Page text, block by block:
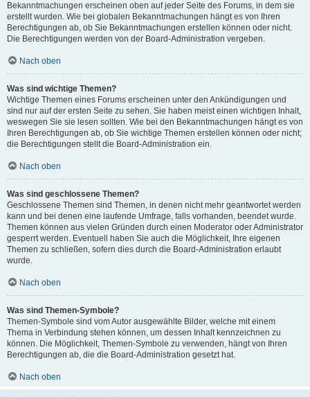
Bekanntmachungen erscheinen oben auf jeder Seite des Forums, in dem sie
erstellt wurden. Wie bei globalen Bekanntmachungen hängt es von Ihren
Berechtigungen ab, ob Sie Bekanntmachungen erstellen können oder nicht.
Die Berechtigungen werden von der Board-Administration vergeben.
Nach oben
Was sind wichtige Themen?
Wichtige Themen eines Forums erscheinen unter den Ankündigungen und
sind nur auf der ersten Seite zu sehen. Sie haben meist einen wichtigen Inhalt,
weswegen Sie sie lesen sollten. Wie bei den Bekanntmachungen hängt es von
Ihren Berechtigungen ab, ob Sie wichtige Themen erstellen können oder nicht;
die Berechtigungen stellt die Board-Administration ein.
Nach oben
Was sind geschlossene Themen?
Geschlossene Themen sind Themen, in denen nicht mehr geantwortet werden
kann und bei denen eine laufende Umfrage, falls vorhanden, beendet wurde.
Themen können aus vielen Gründen durch einen Moderator oder Administrator
gesperrt werden. Eventuell haben Sie auch die Möglichkeit, Ihre eigenen
Themen zu schließen, sofern dies durch die Board-Administration erlaubt
wurde.
Nach oben
Was sind Themen-Symbole?
Themen-Symbole sind vom Autor ausgewählte Bilder, welche mit einem
Thema in Verbindung stehen können, um dessen Inhalt kennzeichnen zu
können. Die Möglichkeit, Themen-Symbole zu verwenden, hängt von Ihren
Berechtigungen ab, die die Board-Administration gesetzt hat.
Nach oben